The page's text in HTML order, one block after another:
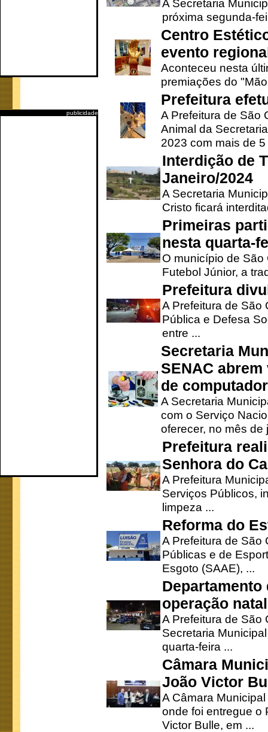
publicidade
A Secretaria
próxima segunda-
Centro
evento
Aconteceu nesta
premiações do
Prefeitura
A Prefeitura de São
Animal da
2023 com mais de 5
Interdição de
Janeiro/2024
A Secretaria
Cristo ficará
Primeiras
nesta quarta-
O município de
Futebol Júnior, a
Prefeitura
A Prefeitura de São
Pública e Defesa
entre ...
Secretaria
SENAC
de
A Secretaria
com o Serviço
oferecer, no mês de
Prefeitura
Senhora do
A Prefeitura
Serviços Públicos,
limpeza ...
Reforma do
A Prefeitura de São
Públicas e de
Esgoto (SAAE), ...
operação
A Prefeitura de São
Secretaria
quarta-feira ...
Câmara
João Victor
A Câmara
onde foi entregue o
Victor Bulle, em ...